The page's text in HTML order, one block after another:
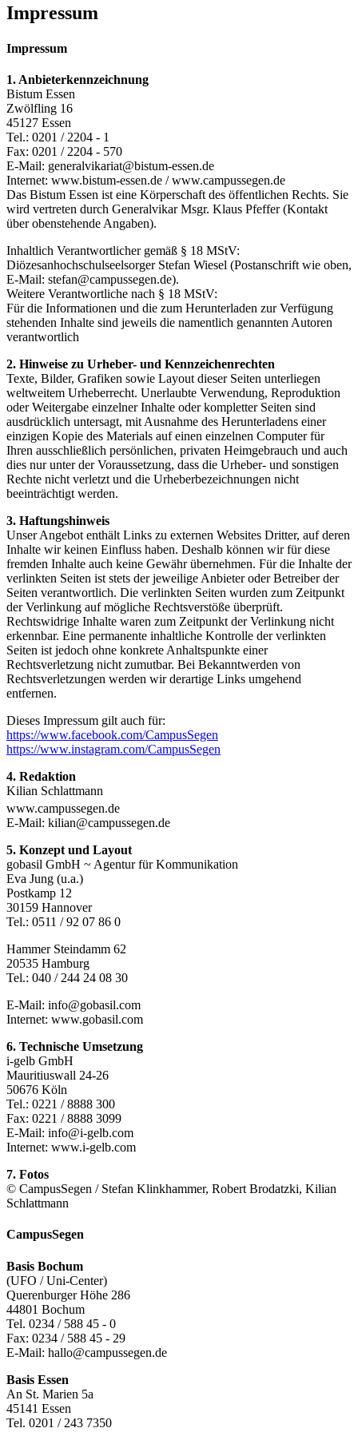
Impressum
Impressum
1. Anbieterkennzeichnung
Bistum Essen
Zwölfling 16
45127 Essen
Tel.: 0201 / 2204 - 1
Fax: 0201 / 2204 - 570
E-Mail: generalvikariat@bistum-essen.de
Internet: www.bistum-essen.de / www.campussegen.de
Das Bistum Essen ist eine Körperschaft des öffentlichen Rechts. Sie
wird vertreten durch Generalvikar Msgr. Klaus Pfeffer (Kontakt
über obenstehende Angaben).
Inhaltlich Verantwortlicher gemäß § 18 MStV:
Diözesanhochschulseelsorger Stefan Wiesel (Postanschrift wie oben,
E-Mail: stefan@campussegen.de).
Weitere Verantwortliche nach § 18 MStV:
Für die Informationen und die zum Herunterladen zur Verfügung
stehenden Inhalte sind jeweils die namentlich genannten Autoren
verantwortlich
2. Hinweise zu Urheber- und Kennzeichenrechten
Texte, Bilder, Grafiken sowie Layout dieser Seiten unterliegen
weltweitem Urheberrecht. Unerlaubte Verwendung, Reproduktion
oder Weitergabe einzelner Inhalte oder kompletter Seiten sind
ausdrücklich untersagt, mit Ausnahme des Herunterladens einer
einzigen Kopie des Materials auf einen einzelnen Computer für
Ihren ausschließlich persönlichen, privaten Heimgebrauch und auch
dies nur unter der Voraussetzung, dass die Urheber- und sonstigen
Rechte nicht verletzt und die Urheberbezeichnungen nicht
beeinträchtigt werden.
3. Haftungshinweis
Unser Angebot enthält Links zu externen Websites Dritter, auf deren
Inhalte wir keinen Einfluss haben. Deshalb können wir für diese
fremden Inhalte auch keine Gewähr übernehmen. Für die Inhalte der
verlinkten Seiten ist stets der jeweilige Anbieter oder Betreiber der
Seiten verantwortlich. Die verlinkten Seiten wurden zum Zeitpunkt
der Verlinkung auf mögliche Rechtsverstöße überprüft.
Rechtswidrige Inhalte waren zum Zeitpunkt der Verlinkung nicht
erkennbar. Eine permanente inhaltliche Kontrolle der verlinkten
Seiten ist jedoch ohne konkrete Anhaltspunkte einer
Rechtsverletzung nicht zumutbar. Bei Bekanntwerden von
Rechtsverletzungen werden wir derartige Links umgehend
entfernen.
Dieses Impressum gilt auch für:
https://www.facebook.com/CampusSegen
https://www.instagram.com/CampusSegen
4. Redaktion
Kilian Schlattmann
www.campussegen.de
E-Mail: kilian@campussegen.de
5. Konzept und Layout
gobasil GmbH ~ Agentur für Kommunikation
Eva Jung (u.a.)
Postkamp 12
30159 Hannover
Tel.: 0511 / 92 07 86 0
Hammer Steindamm 62
20535 Hamburg
Tel.: 040 / 244 24 08 30
E-Mail: info@gobasil.com
Internet: www.gobasil.com
6. Technische Umsetzung
i-gelb GmbH
Mauritiuswall 24-26
50676 Köln
Tel.: 0221 / 8888 300
Fax: 0221 / 8888 3099
E-Mail: info@i-gelb.com
Internet: www.i-gelb.com
7. Fotos
© CampusSegen / Stefan Klinkhammer, Robert Brodatzki, Kilian
Schlattmann
CampusSegen
Basis Bochum
(UFO / Uni-Center)
Querenburger Höhe 286
44801 Bochum
Tel. 0234 / 588 45 - 0
Fax: 0234 / 588 45 - 29
E-Mail: hallo@campussegen.de
Basis Essen
An St. Marien 5a
45141 Essen
Tel. 0201 / 243 7350